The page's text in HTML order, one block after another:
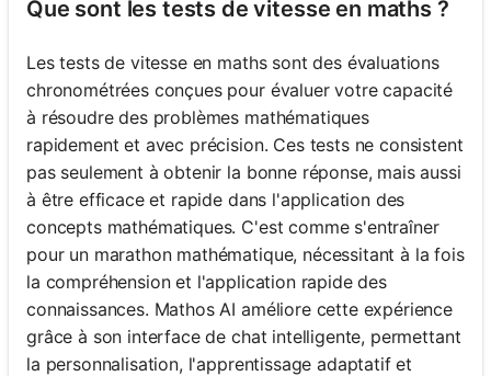
Que sont les tests de vitesse en maths ?
Les tests de vitesse en maths sont des évaluations
chronométrées conçues pour évaluer votre capacité
à résoudre des problèmes mathématiques
rapidement et avec précision. Ces tests ne consistent
pas seulement à obtenir la bonne réponse, mais aussi
à être efficace et rapide dans l'application des
concepts mathématiques. C'est comme s'entraîner
pour un marathon mathématique, nécessitant à la fois
la compréhension et l'application rapide des
connaissances. Mathos AI améliore cette expérience
grâce à son interface de chat intelligente, permettant
la personnalisation, l'apprentissage adaptatif et